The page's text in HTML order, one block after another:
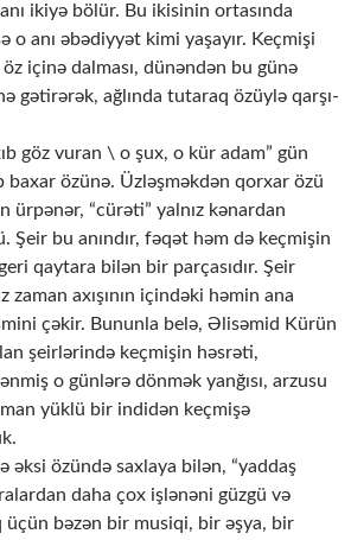
ikiyə bölür. Bu ikisinin ortasında
o anı əbədiyyət kimi yaşayır. Keçmişi
içinə dalması, dünəndən bu günə
gətirərək, ağlında tutaraq özüylə qarşı-
göz vuran \ o şux, o kür adam” gün
baxar özünə. Üzləşməkdən qorxar özü
ürpənər, “cürəti” yalnız kənardan
Şeir bu anındır, fəqət həm də keçmişin
qaytara bilən bir parçasıdır. Şeir
zaman axışının içindəki həmin ana
çəkir. Bununla belə, Əlisəmid Kürün
şeirlərində keçmişin həsrəti,
o günlərə dönmək yanğısı, arzusu
yüklü bir indidən keçmişə
əksi özündə saxlaya bilən, “yaddaş
daha çox işlənəni güzgü və
üçün bəzən bir musiqi, bir əşya, bir